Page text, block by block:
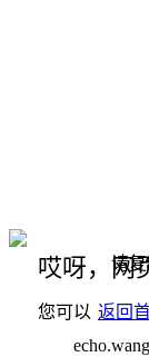
哎呀，网
您可以 返回
请